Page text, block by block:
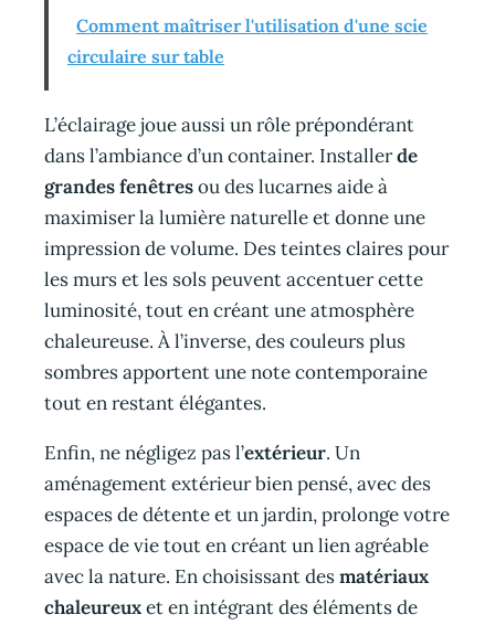
Comment maîtriser l'utilisation d'une scie
circulaire sur table
L’éclairage joue aussi un rôle prépondérant
dans l’ambiance d’un container. Installerde
grandes fenêtresou des lucarnes aide à
maximiser la lumière naturelle et donne une
impression de volume. Des teintes claires pour
les murs et les sols peuvent accentuer cette
luminosité, tout en créant une atmosphère
chaleureuse. À l’inverse, des couleurs plus
sombres apportent une note contemporaine
tout en restant élégantes.
Enfin, ne négligez pas l’extérieur. Un
aménagement extérieur bien pensé, avec des
espaces de détente et un jardin, prolonge votre
espace de vie tout en créant un lien agréable
avec la nature. En choisissant desmatériaux
chaleureuxet en intégrant des éléments de